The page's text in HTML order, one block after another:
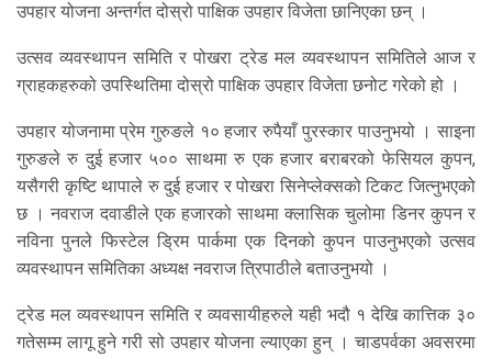
उपहार योजना अन्तर्गत दोस्रो पाक्षिक उपहार विजेता छानिएका छन् ।
उत्सव व्यवस्थापन समिति र पोखरा ट्रेड मल व्यवस्थापन समितिले आज र
ग्राहकहरुको उपस्थितिमा दोस्रो पाक्षिक उपहार विजेता छनोट गरेको हो ।
उपहार योजनामा प्रेम गुरुङले १० हजार रुपैयाँ पुरस्कार पाउनुभयो । साइना
गुरुङले रु दुई हजार ५०० साथमा रु एक हजार बराबरको फेसियल कुपन,
यसैगरी कृष्टि थापाले रु दुई हजार र पोखरा सिनेप्लेक्सको टिकट जित्नुभएको
छ । नवराज दवाडीले एक हजारको साथमा क्लासिक चुलोमा डिनर कुपन र
नविना पुनले फिस्टेल ड्रिम पार्कमा एक दिनको कुपन पाउनुभएको उत्सव
व्यवस्थापन समितिका अध्यक्ष नवराज त्रिपाठीले बताउनुभयो ।
ट्रेड मल व्यवस्थापन समिति र व्यवसायीहरुले यही भदौ १ देखि कात्तिक ३०
गतेसम्म लागू हुने गरी सो उपहार योजना ल्याएका हुन् । चाडपर्वका अवसरमा